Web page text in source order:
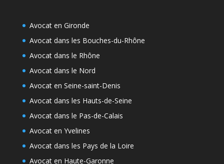
Avocat en Gironde
Avocat dans les Bouches-du-Rhône
Avocat dans le Rhône
Avocat dans le Nord
Avocat en Seine-saint-Denis
Avocat dans les Hauts-de-Seine
Avocat dans le Pas-de-Calais
Avocat en Yvelines
Avocat dans les Pays de la Loire
Avocat en Haute-Garonne